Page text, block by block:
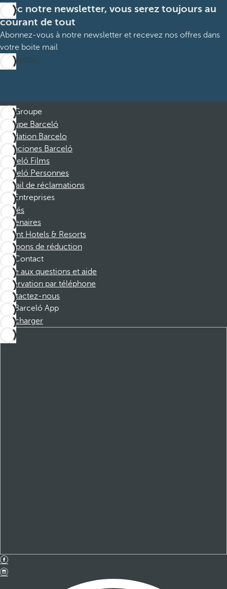
Avec notre newsletter, vous serez toujours au
courant de tout
Abonnez-vous à notre newsletter et recevez nos offres dans
votre boite mail
M’abonner
Groupe
Groupe Barceló
Fondation Barcelo
Vacaciones Barceló
Barceló Films
Barceló Personnes
Portail de réclamations
Entreprises
Affiliés
Partenaires
Dorint Hotels & Resorts
Coupons de réduction
Contact
Foire aux questions et aide
Réservation par téléphone
Contactez-nous
Barceló App
Télécharger